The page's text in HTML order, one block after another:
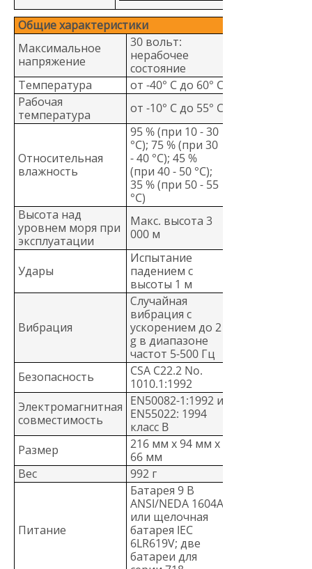
Общие характеристики
Максимальное
напряжение
30 вольт:
нерабочее
состояние
Температура
от -40° C до 60° C
Рабочая
температура
от -10° C до 55° C
Относительная
влажность
95 % (при 10 - 30
°C); 75 % (при 30
- 40 °C); 45 %
(при 40 - 50 °C);
35 % (при 50 - 55
°C)
Высота над
уровнем моря при
эксплуатации
Макс. высота 3
000 м
Удары
Испытание
падением с
высоты 1 м
Вибрация
Случайная
вибрация с
ускорением до 2
g в диапазоне
частот 5-500 Гц
Безопасность
CSA C22.2 No.
1010.1:1992
Электромагнитная
совместимость
EN50082-1:1992 и
EN55022: 1994
класс B
Размер
216 мм x 94 мм x
66 мм
Вес
992 г
Питание
Батарея 9 В
ANSI/NEDA 1604A
или щелочная
батарея IEC
6LR619V; две
батареи для